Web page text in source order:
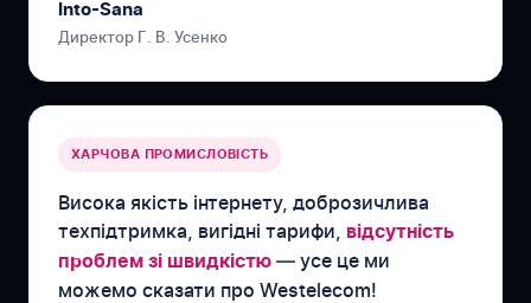
Into-Sana
Директор Г. В. Усенко
ХАРЧОВА ПРОМИСЛОВІСТЬ
Висока якість інтернету, доброзичлива
техпідтримка, вигідні тарифи, відсутність
проблем зі швидкістю — усе це ми
можемо сказати про Westelecom!